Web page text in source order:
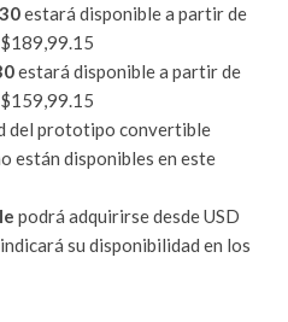
estará disponible a partir de
estará disponible a partir de
del prototipo convertible
están disponibles en este
podrá adquirirse desde USD
su disponibilidad en los